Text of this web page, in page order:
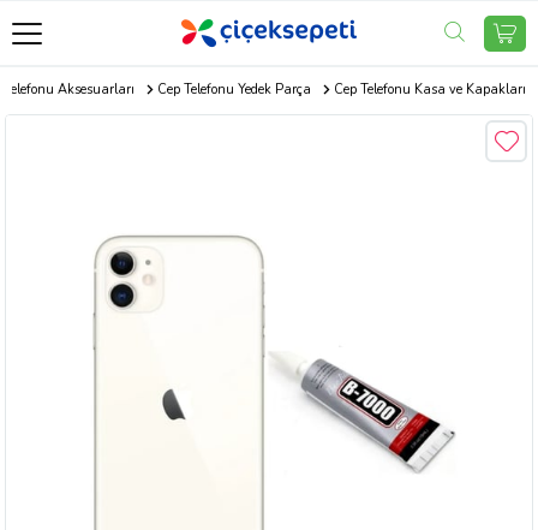
Telefonu Aksesuarları Cep Telefonu Yedek Parça Cep Telefonu Kasa ve Kapakları